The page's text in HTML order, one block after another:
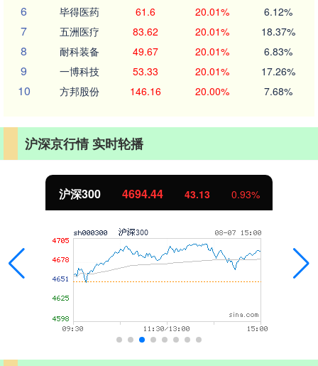
6 毕得医药 61.6 20.01% 6.12%
7 五洲医疗 83.62 20.01% 18.37%
8 耐科装备 49.67 20.01% 6.83%
9 一博科技 53.33 20.01% 17.26%
10 方邦股份 146.16 20.00% 7.68%
沪深京行情 实时轮播
沪深300 4694.44 43.13 0.93%